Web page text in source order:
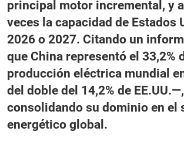
principal motor incremental, y
veces la capacidad de Estados
2026 o 2027. Citando un
que China representó el 33,2%
producción eléctrica mundial
del doble del 14,2% de EE.UU.—,
consolidando su dominio en el
energético global.